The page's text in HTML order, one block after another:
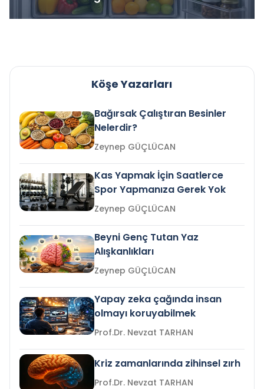
Köşe Yazarları
Bağırsak Çalıştıran Besinler
Nelerdir?
Zeynep GÜÇLÜCAN
Kas Yapmak İçin Saatlerce
Spor Yapmanıza Gerek Yok
Zeynep GÜÇLÜCAN
Beyni Genç Tutan Yaz
Alışkanlıkları
Zeynep GÜÇLÜCAN
Yapay zeka çağında insan
olmayı koruyabilmek
Prof.Dr. Nevzat TARHAN
Kriz zamanlarında zihinsel zırh
Prof.Dr. Nevzat TARHAN